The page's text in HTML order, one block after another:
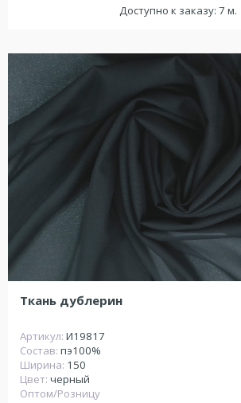
Доступно к заказу: 7 м.
Ткань дублерин
Артикул: И19817
Состав: пэ100%
Ширина: 150
Цвет: черный
Оптом/Розницу